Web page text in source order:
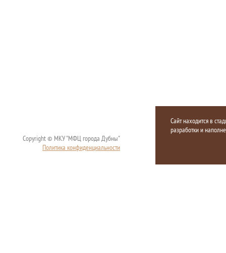
Copyright © МКУ "МФЦ города Дубны"
Политика конфиденциальности
Сайт находится в
разработки и